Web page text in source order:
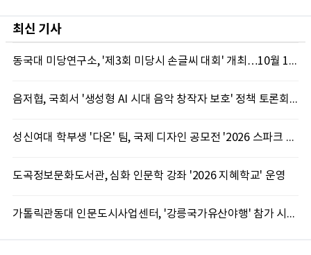
최신 기사
동국대 미당연구소, '제3회 미당시 손글씨 대회' 개최…10월 12일까지 접수
음저협, 국회서 '생성형 AI 시대 음악 창작자 보호' 정책 토론회 10일 개최
성신여대 학부생 '다온' 팀, 국제 디자인 공모전 '2026 스파크 어워드' 동상 수상
도곡정보문화도서관, 심화 인문학 강좌 '2026 지혜학교' 운영
가톨릭관동대 인문도시사업센터, '강릉국가유산야행' 참가 시민 15명 모집